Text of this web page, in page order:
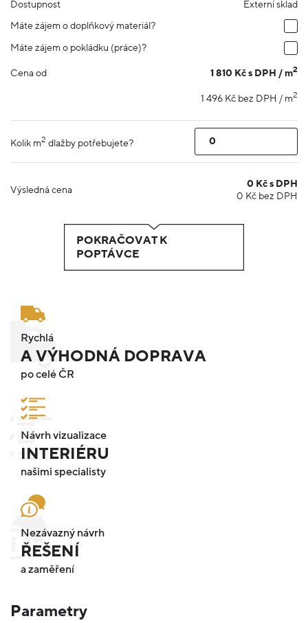
Dostupnost
Externí sklad
Máte zájem o doplňkový materiál?
Máte zájem o pokládku (práce)?
Cena od
1 810 Kč s DPH / m2
1 496 Kč bez DPH / m2
Kolik m2 dlažby potřebujete?
Výsledná cena 0 Kč s DPH
0 Kč bez DPH
POKRAČOVAT K
POPTÁVCE
Rychlá
A VÝHODNÁ DOPRAVA
po celé ČR
Návrh vizualizace
INTERIÉRU
našimi specialisty
Nezávazný návrh
ŘEŠENÍ
a zaměření
Parametry